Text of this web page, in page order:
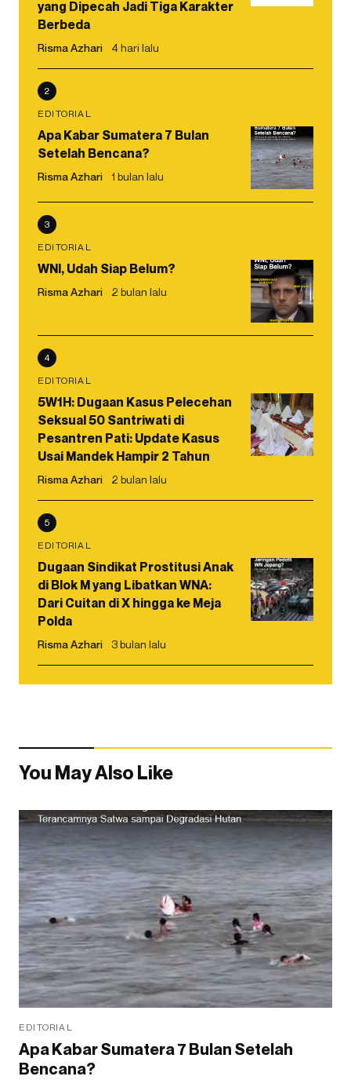
yang Dipecah Jadi Tiga Karakter
Berbeda
Risma Azhari 4 hari lalu
2
EDITORIAL
Apa Kabar Sumatera 7 Bulan
Setelah Bencana?
Risma Azhari 1 bulan lalu
3
EDITORIAL
WNI, Udah Siap Belum?
Risma Azhari 2 bulan lalu
4
EDITORIAL
5W1H: Dugaan Kasus Pelecehan
Seksual 50 Santriwati di
Pesantren Pati: Update Kasus
Usai Mandek Hampir 2 Tahun
Risma Azhari 2 bulan lalu
5
EDITORIAL
Dugaan Sindikat Prostitusi Anak
di Blok M yang Libatkan WNA:
Dari Cuitan di X hingga ke Meja
Polda
Risma Azhari 3 bulan lalu
You May Also Like
EDITORIAL
Apa Kabar Sumatera 7 Bulan Setelah
Bencana?